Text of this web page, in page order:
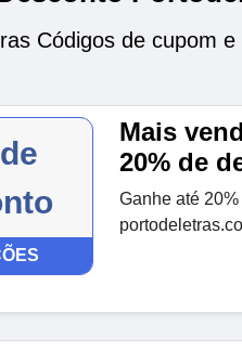
Códigos de cupom
Mais
20% de
Ganhe até